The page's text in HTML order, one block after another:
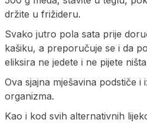
držite u frižideru.
Svako jutro pola sata prije
kašiku, a preporučuje se i da
eliksira ne jedete i ne pijete
Ova sjajna mješavina podstiče
organizma.
Kao i kod svih alternativnih